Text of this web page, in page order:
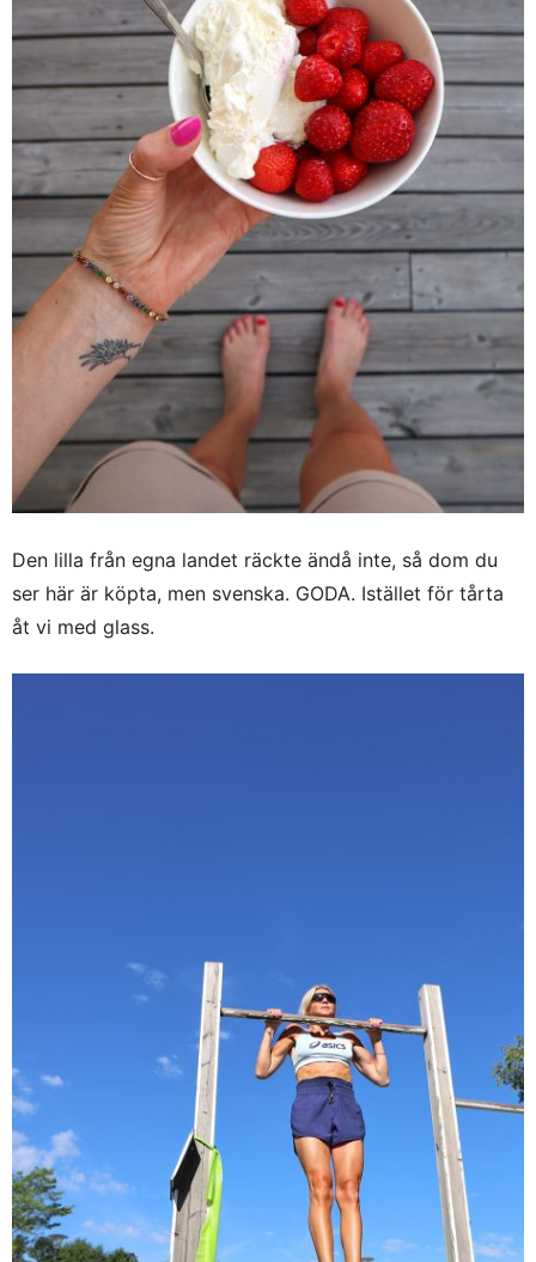
Den lilla från egna landet räckte ändå inte, så dom du
ser här är köpta, men svenska. GODA. Istället för tårta
åt vi med glass.